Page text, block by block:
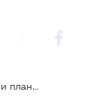
Податківці хочуть по-новому формувати плани перевірок бізнесу